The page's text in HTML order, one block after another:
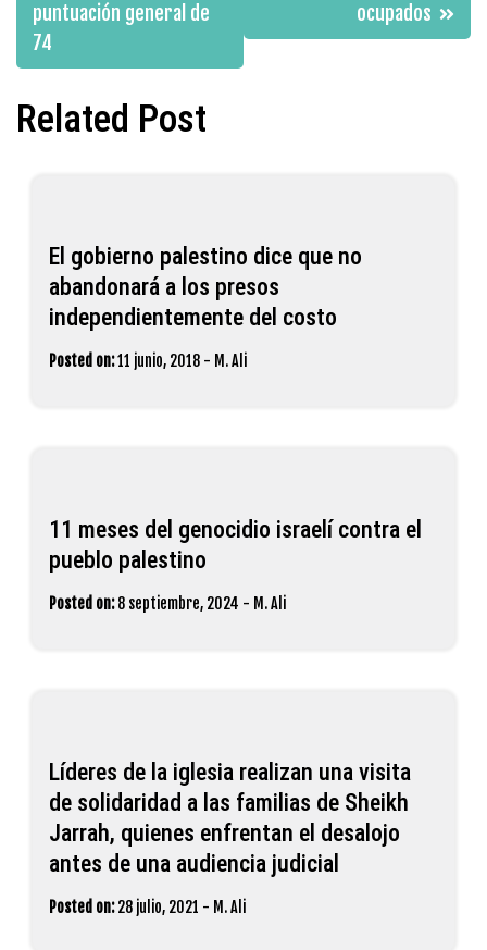
puntuación general de
74
ocupados
Related Post
El gobierno palestino dice que no
abandonará a los presos
independientemente del costo
Posted on:11 junio, 2018 - M. Ali
11 meses del genocidio israelí contra el
pueblo palestino
Posted on: 8 septiembre, 2024 - M. Ali
Líderes de la iglesia realizan una visita
de solidaridad a las familias de Sheikh
Jarrah, quienes enfrentan el desalojo
antes de una audiencia judicial
Posted on: 28 julio, 2021 - M. Ali